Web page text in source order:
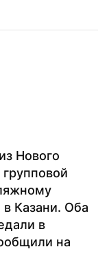
Нового
Казани. Оба
в
на